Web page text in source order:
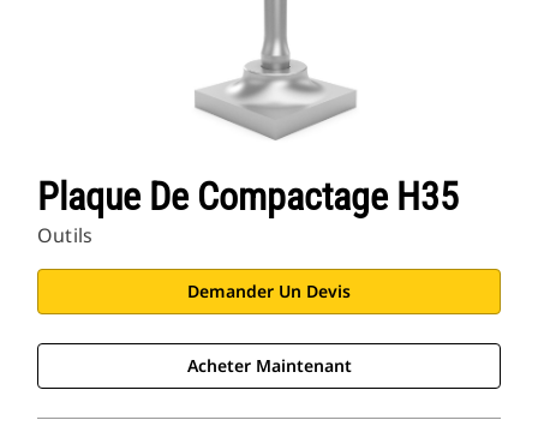
Plaque De Compactage H35
Outils
Demander Un Devis
Acheter Maintenant